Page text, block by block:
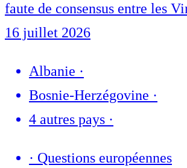
faute de consensus entre les
16 juillet 2026
Albanie ·
Bosnie-Herzégovine ·
4 autres pays ·
· Questions européennes